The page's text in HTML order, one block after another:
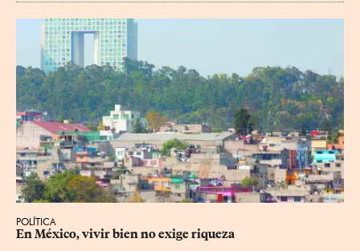
POLÍTICA
En México, vivir bien no exige riqueza